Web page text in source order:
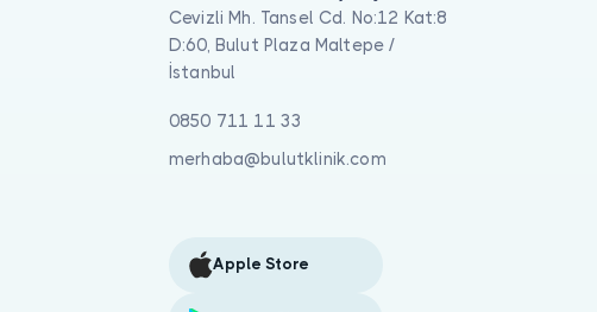
Cevizli Mh. Tansel Cd. No:12 Kat:8
D:60, Bulut Plaza Maltepe /
İstanbul
0850 711 11 33
merhaba@bulutklinik.com
Apple Store